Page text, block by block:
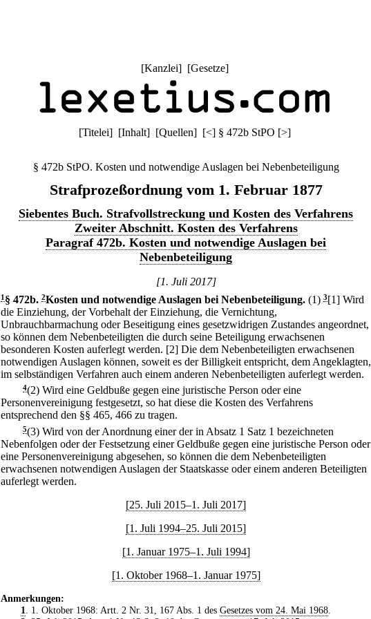
[Kanzlei] [Gesetze]
[Titelei] [Inhalt] [Quellen] [<] § 472b StPO [>]
§ 472b StPO. Kosten und notwendige Auslagen bei Nebenbeteiligung
Strafprozeßordnung vom 1. Februar 1877
Siebentes Buch. Strafvollstreckung und Kosten des Verfahrens
Zweiter Abschnitt. Kosten des Verfahrens
Paragraf 472b. Kosten und notwendige Auslagen bei
Nebenbeteiligung
[1. Juli 2017]
1 § 472b. 2Kosten und notwendige Auslagen bei Nebenbeteiligung. (1) 3[1] Wird
die Einziehung, der Vorbehalt der Einziehung, die Vernichtung,
Unbrauchbarmachung oder Beseitigung eines gesetzwidrigen Zustandes angeordnet,
so können dem Nebenbeteiligten die durch seine Beteiligung erwachsenen
besonderen Kosten auferlegt werden. [2] Die dem Nebenbeteiligten erwachsenen
notwendigen Auslagen können, soweit es der Billigkeit entspricht, dem Angeklagten,
im selbständigen Verfahren auch einem anderen Nebenbeteiligten auferlegt werden.
4(2) Wird eine Geldbuße gegen eine juristische Person oder eine
Personenvereinigung festgesetzt, so hat diese die Kosten des Verfahrens
entsprechend den §§ 465, 466 zu tragen.
5(3) Wird von der Anordnung einer der in Absatz 1 Satz 1 bezeichneten
Nebenfolgen oder der Festsetzung einer Geldbuße gegen eine juristische Person oder
eine Personenvereinigung abgesehen, so können die dem Nebenbeteiligten
erwachsenen notwendigen Auslagen der Staatskasse oder einem anderen Beteiligten
auferlegt werden.
[25. Juli 2015–1. Juli 2017]
[1. Juli 1994–25. Juli 2015]
[1. Januar 1975–1. Juli 1994]
[1. Oktober 1968–1. Januar 1975]
Anmerkungen:
1
. 1. Oktober 1968: Artt. 2 Nr. 31, 167 Abs. 1 des Gesetzes vom 24. Mai 1968.